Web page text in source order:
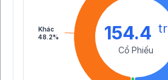
Khác
48.2%
154.4 tr
Cổ Phiếu